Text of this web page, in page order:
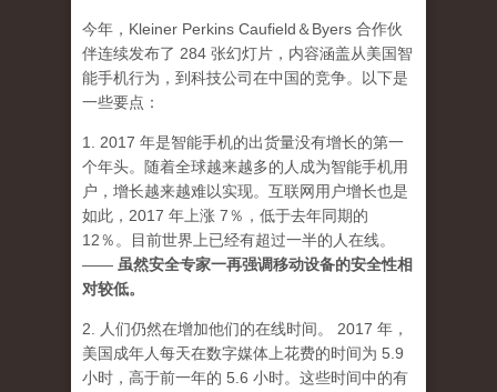
今年，Kleiner Perkins Caufield＆Byers 合作伙
伴连续发布了 284 张幻灯片，内容涵盖从美国智
能手机行为，到科技公司在中国的竞争。以下是
一些要点：
1. 2017 年是智能手机的出货量没有增长的第一
个年头。随着全球越来越多的人成为智能手机用
户，增长越来越难以实现。互联网用户增长也是
如此，2017 年上涨 7％，低于去年同期的
12％。目前世界上已经有超过一半的人在线。
—— 虽然安全专家一再强调移动设备的安全性相
对较低。
2. 人们仍然在增加他们的在线时间。 2017 年，
美国成年人每天在数字媒体上花费的时间为 5.9
小时，高于前一年的 5.6 小时。这些时间中的有